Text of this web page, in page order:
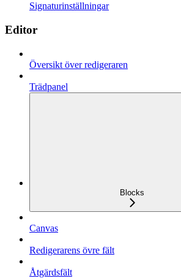
Signaturinställningar
Editor
Översikt över redigeraren
Trädpanel
Blocks
Canvas
Redigerarens övre fält
Åtgärdsfält